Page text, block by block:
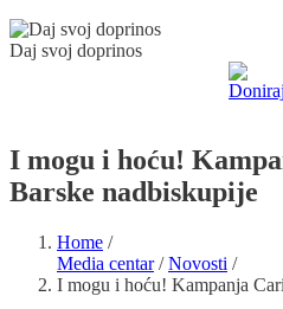
Daj svoj doprinos
I mogu i hoću!
Barske nadbiskupije
Home /
Media centar/Novosti /
I mogu i hoću! Kampanja